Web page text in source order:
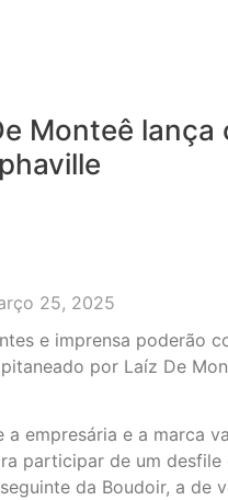
Monteê
25, 2025
e imprensa poderão
por Laíz De
empresária e a marca
participar de um
da Boudoir, a de